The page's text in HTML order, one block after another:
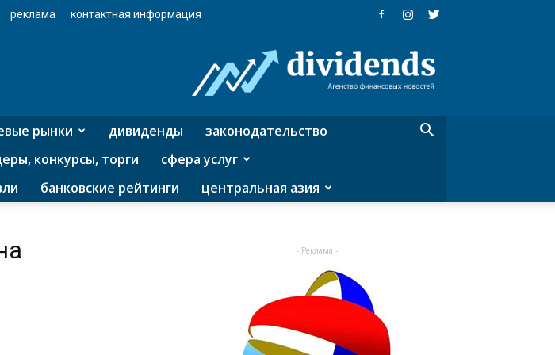
реклама контактная информация
агентство
финансовых
рынки дивиденды
законодательство
конкурсы, торги
сфера услуг
банковские рейтинги центральная азия
- Реклама -